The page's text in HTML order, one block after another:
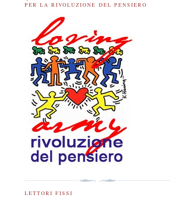
PER LA RIVOLUZIONE DEL PENSIERO
LETTORI FISSI